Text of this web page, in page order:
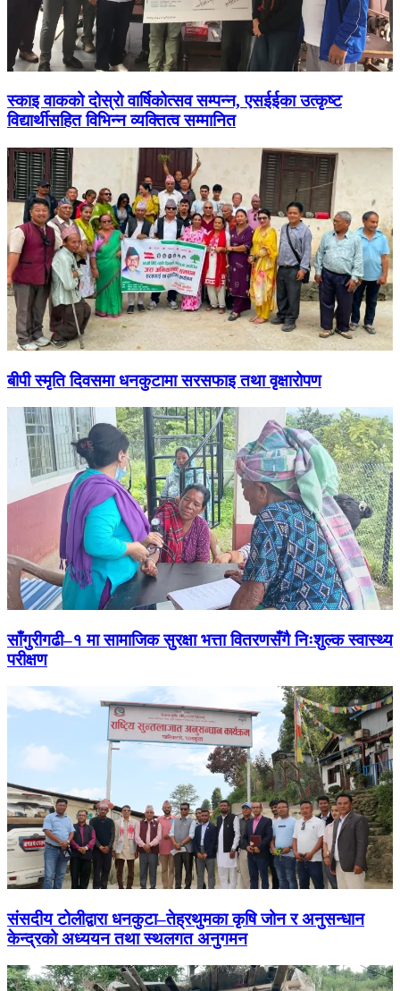
स्काइ वाकको दोस्रो वार्षिकोत्सव सम्पन्न, एसईईका उत्कृष्ट
विद्यार्थीसहित विभिन्न व्यक्तित्व सम्मानित
बीपी स्मृति दिवसमा धनकुटामा सरसफाइ तथा वृक्षारोपण
साँगुरीगढी–१ मा सामाजिक सुरक्षा भत्ता वितरणसँगै निःशुल्क स्वास्थ्य
परीक्षण
संसदीय टोलीद्वारा धनकुटा–तेह्रथुमका कृषि जोन र अनुसन्धान
केन्द्रको अध्ययन तथा स्थलगत अनुगमन